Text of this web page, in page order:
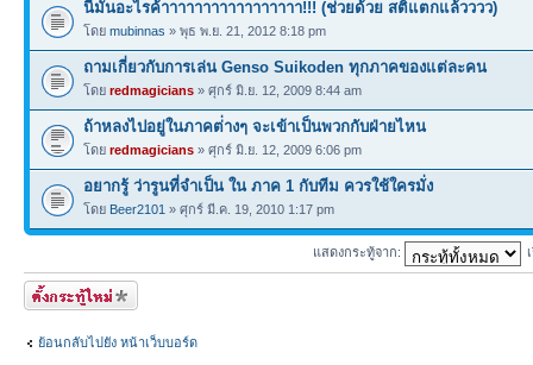
นี่มันอะไรค้าาาาาาาาาาาาาาาาา!!! (ช่วยด้วย สติแตกแล้วววว)
โดย mubinnas » พุธ พ.ย. 21, 2012 8:18 pm
ถามเกี่ยวกับการเล่น Genso Suikoden ทุกภาคของแต่ละคน
โดย redmagicians » ศุกร์ มิ.ย. 12, 2009 8:44 am
ถ้าหลงไปอยู่ในภาคต่่างๆ จะเข้าเป็นพวกกับฝ่ายไหน
โดย redmagicians » ศุกร์ มิ.ย. 12, 2009 6:06 pm
อยากรู้ ว่ารูนที่จำเป็น ใน ภาค 1 กับทีม ควรใช้ใครมั่ง
โดย Beer2101 » ศุกร์ มี.ค. 19, 2010 1:17 pm
แสดงกระทู้จาก:
ตั้งกระทู้ใหม่
ย้อนกลับไปยัง หน้าเว็บบอร์ด